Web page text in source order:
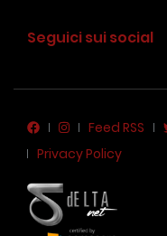
Seguici sui social
Feed RSS
Privacy Policy